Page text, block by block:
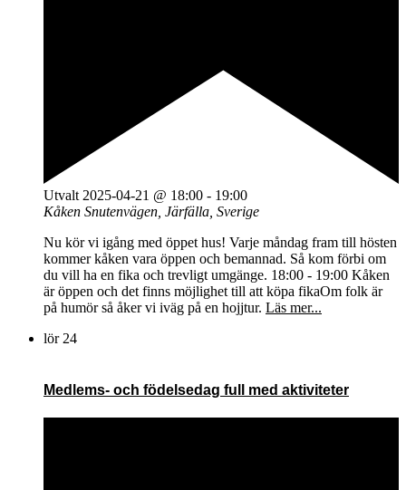
Utvalt 2025-04-21 @ 18:00 - 19:00
Kåken Snutenvägen, Järfälla, Sverige
Nu kör vi igång med öppet hus! Varje måndag fram till hösten
kommer kåken vara öppen och bemannad. Så kom förbi om
du vill ha en fika och trevligt umgänge. 18:00 - 19:00 Kåken
är öppen och det finns möjlighet till att köpa fikaOm folk är
på humör så åker vi iväg på en hojjtur. Läs mer...
lör 24
Medlems- och födelsedag full med aktiviteter